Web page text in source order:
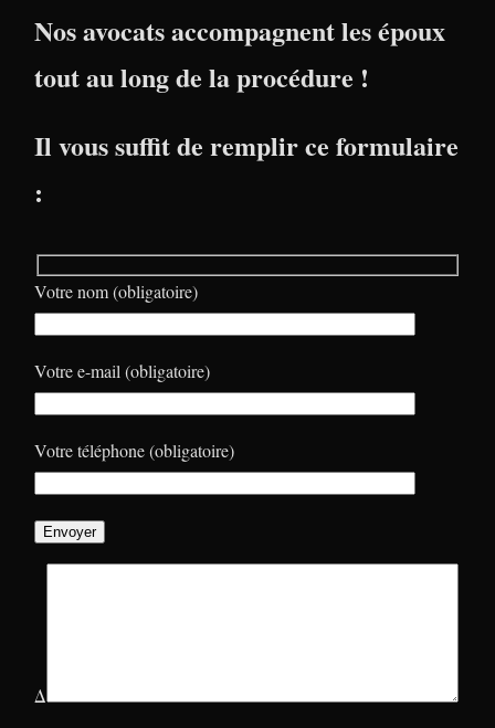
Nos avocats accompagnent les époux
tout au long de la procédure !
Il vous suffit de remplir ce formulaire
:
Votre nom (obligatoire)
Votre e-mail (obligatoire)
Votre téléphone (obligatoire)
Δ